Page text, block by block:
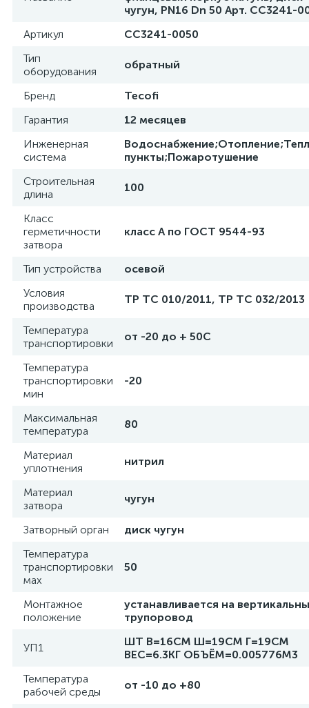
чугун, PN16 Dn 50 Арт. CC3241-
Артикул
CC3241-0050
Тип
оборудования
обратный
Бренд
Tecofi
Гарантия
12 месяцев
Инженерная
система
пункты;Пожаротушение
Строительная
длина
100
Класс
герметичности
затвора
класс A по ГОСТ 9544-93
Тип устройства
осевой
Условия
производства
ТР ТС 010/2011, TP TC 032/2013
Температура
транспортировки
от -20 до + 50С
Температура
транспортировки
мин
-20
Максимальная
температура
80
Материал
уплотнения
нитрил
Материал
затвора
чугун
Затворный орган
диск чугун
Температура
транспортировки
мах
50
Монтажное
положение
устанавливается на
трупоровод
УП1
ШТ В=16СМ Ш=19СМ Г=19СМ
ВЕС=6.3КГ ОБЪЁМ=0.005776М3
Температура
рабочей среды
от -10 до +80